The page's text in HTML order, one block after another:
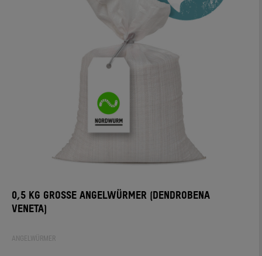
0,5 KG GROSSE ANGELWÜRMER (DENDROBENA V
ENETA)
ANGELWÜRMER